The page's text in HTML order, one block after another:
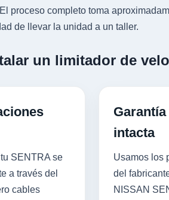
proceso completo toma
de llevar la unidad a un taller.
un limitador de
SENTRA se
a través del
cables
intacta
Usamos los
del
NISSAN